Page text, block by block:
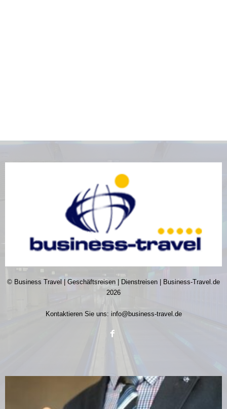
© Business Travel | Geschäftsreisen | Dienstreisen | Business-Travel.de
2026
Kontaktieren Sie uns: info@business-travel.de